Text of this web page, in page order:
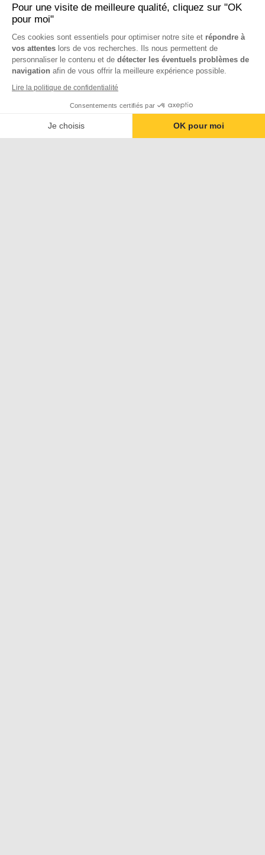
Pour une visite de meilleure qualité, cliquez sur "OK
pour moi"
Ces cookies sont essentiels pour optimiser notre site et répondre à
vos attentes lors de vos recherches. Ils nous permettent de
personnaliser le contenu et de détecter les éventuels problèmes de
navigation afin de vous offrir la meilleure expérience possible.
Lire la politique de confidentialité
Consentements certifiés par
Je choisis OK pour moi